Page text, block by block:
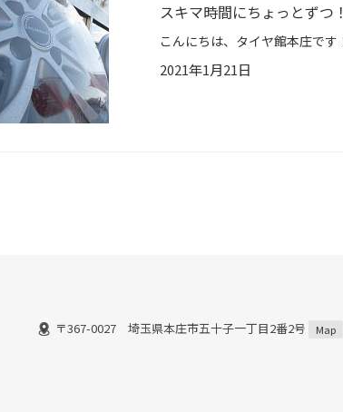
スキマ時間にちょっとずつ！
2021年1月21日
〒367-0027 埼玉県本庄市五十子一丁目2番2号 Map